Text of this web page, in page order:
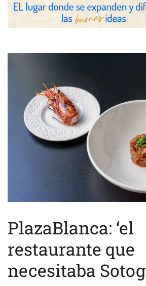
PlazaBlanca: ‘el
restaurante que
necesitaba